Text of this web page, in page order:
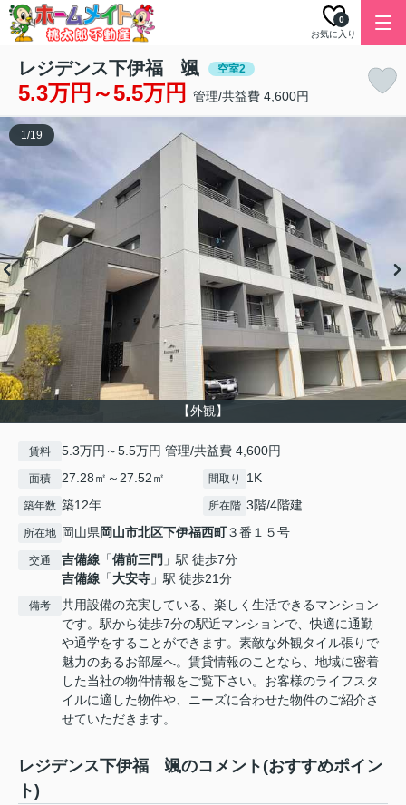
お気に入り
0
レジデンス下伊福 颯 空室2
5.3万円～5.5万円 管理/共益費 4,600円
【外観】
1/19
賃料 5.3万円～5.5万円 管理/共益費 4,600円
面積 27.28㎡～27.52㎡ 間取り 1K
築年数 築12年 所在階 3階/4階建
所在地 岡山県岡山市北区下伊福西町３番１５号
交通 吉備線 「備前三門 」駅 徒歩7分
吉備線 「大安寺 」駅 徒歩21分
備考
共用設備の充実している、楽しく生活できるマンション
です。駅から徒歩7分の駅近マンションで、快適に通勤
や通学をすることができます。素敵な外観タイル張りで
魅力のあるお部屋へ。賃貸情報のことなら、地域に密着
した当社の物件情報をご覧下さい。お客様のライフスタ
イルに適した物件や、ニーズに合わせた物件のご紹介さ
せていただきます。
レジデンス下伊福 颯のコメント(おすすめポイン
ト)